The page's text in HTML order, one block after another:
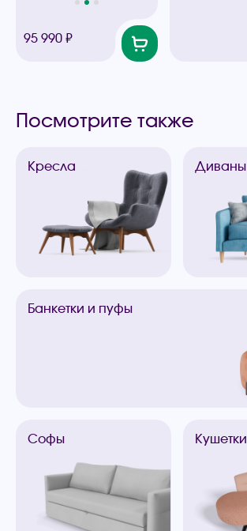
95 990 ₽
Посмотрите также
Кресла Диваны
Банкетки и пуфы
Софы Кушетки